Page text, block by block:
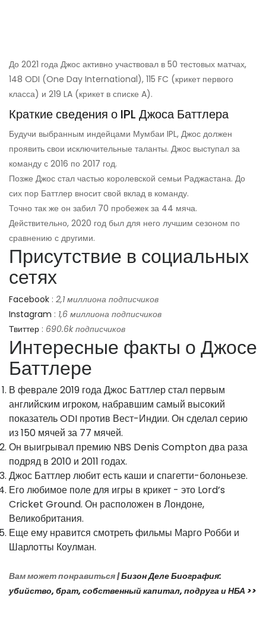
До 2021 года Джос активно участвовал в 50 тестовых матчах,
148 ODI (One Day International), 115 FC (крикет первого
класса) и 219 LA (крикет в списке A).
Краткие сведения о IPL Джоса Баттлера
Будучи выбранным индейцами Мумбаи IPL, Джос должен
проявить свои исключительные таланты. Джос выступал за
команду с 2016 по 2017 год.
Позже Джос стал частью королевской семьи Раджастана. До
сих пор Баттлер вносит свой вклад в команду.
Точно так же он забил 70 пробежек за 44 мяча.
Действительно, 2020 год был для него лучшим сезоном по
сравнению с другими.
Присутствие в социальных
сетях
Facebook : 2,1 миллиона подписчиков
Instagram : 1,6 миллиона подписчиков
Твиттер : 690.6k подписчиков
Интересные факты о Джосе
Баттлере
В феврале 2019 года Джос Баттлер стал первым
английским игроком, набравшим самый высокий
показатель ODI против Вест-Индии. Он сделал серию
из 150 мячей за 77 мячей.
Он выигрывал премию NBS Denis Compton два раза
подряд в 2010 и 2011 годах.
Джос Баттлер любит есть каши и спагетти-болоньезе.
Его любимое поле для игры в крикет - это Lord’s
Cricket Ground. Он расположен в Лондоне,
Великобритания.
Еще ему нравится смотреть фильмы Марго Робби и
Шарлотты Коулман.
Вам может понравиться |Бизон Деле Биография:
убийство, брат, собственный капитал, подруга и НБА >>